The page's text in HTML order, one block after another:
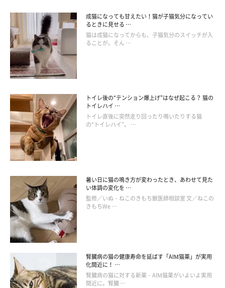
＠mofu.cat.10
たくさんの猫たちと暮らす＠mofu.cat.10さんが購入したのは、
コストコで見つけた大型のキャットタワー。高さも広々としたス
ペースもたっぷりあって、とても居心地がよさそうですね！
猫が使うとこんな感じ♪
成猫になっても甘えたい！猫が子猫気分になってい
るときに見せる …
猫は成猫になってからも、子猫気分のスイッチが入
ることが。そん …
トイレ後の“テンション爆上げ”はなぜ起こる？ 猫の
トイレハイ …
トイレ直後に突然走り回ったり鳴いたりする猫
の“トイレハイ”。 …
暑い日に猫の鳴き方が変わったとき、あわせて見た
い体調の変化を …
監修／いぬ・ねこのきもち獣医師相談室 文／ねこの
きもちWe …
腎臓病の猫の健康寿命を延ばす「AIM猫薬」が実用
化間近に！ …
腎臓病の猫に対する新薬・AIM猫薬がいよいよ実用
間近に。腎臓 …